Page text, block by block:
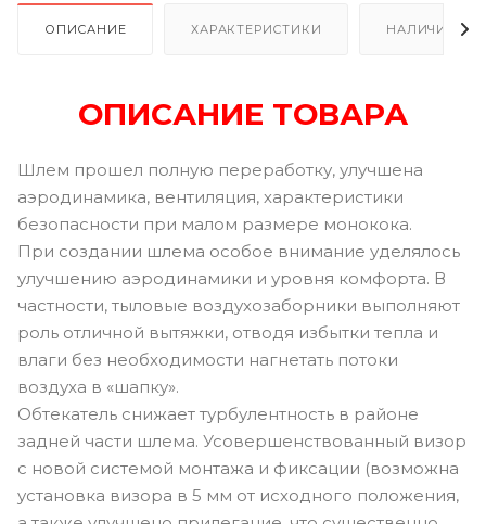
ОПИСАНИЕ ХАРАКТЕРИСТИКИ НАЛИЧИЕ В
ОПИСАНИЕ ТОВАРА
Шлем прошел полную переработку, улучшена
аэродинамика, вентиляция, характеристики
безопасности при малом размере монокока.
При создании шлема особое внимание уделялось
улучшению аэродинамики и уровня комфорта. В
частности, тыловые воздухозаборники выполняют
роль отличной вытяжки, отводя избытки тепла и
влаги без необходимости нагнетать потоки
воздуха в «шапку».
Обтекатель снижает турбулентность в районе
задней части шлема. Усовершенствованный визор
с новой системой монтажа и фиксации (возможна
установка визора в 5 мм от исходного положения,